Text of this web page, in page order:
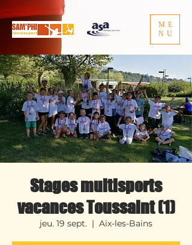
ME
NU
Stages multisports
vacances Toussaint (1)
jeu. 19 sept.
  |
Aix-les-Bains